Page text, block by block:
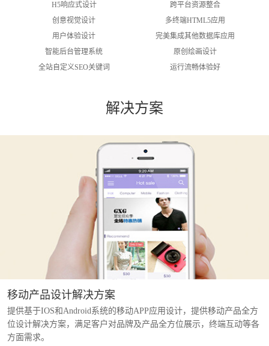
H5响应式设计
创意视觉设计
用户体验设计
智能后台管理系统
全站自定义SEO关键词
跨平台资源整合
多终端HTML5应用
完美集成其他数据库应用
原创绘画设计
运行流畅体验好
解决方案
移动产品设计解决方案
提供基于IOS和Android系统的移动APP应用设计，提供移动产品全方
位设计解决方案，满足客户对品牌及产品全方位展示，终端互动等各
方面需求。